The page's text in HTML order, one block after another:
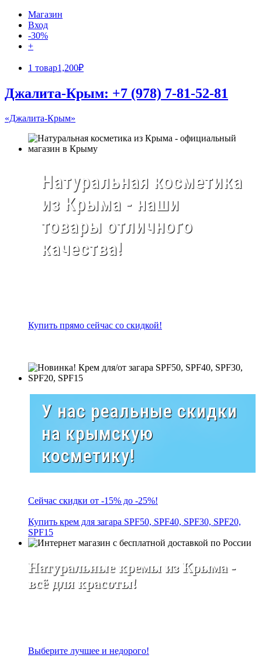
Магазин
Вход
-30%
+
1 товар1,200₽
Джалита-Крым: +7 (978) 7-81-52-81
«Джалита-Крым»
Натуральная косметика
из Крыма - наши
товары отличного
качества!
Купить прямо сейчас со скидкой!
У нас реальные скидки
на крымскую
косметику!
Сейчас скидки от -15% до -25%!
Купить крем для загара SPF50, SPF40, SPF30, SPF20,
SPF15
Натуральные кремы из Крыма -
всё для красоты!
Выберите лучшее и недорого!